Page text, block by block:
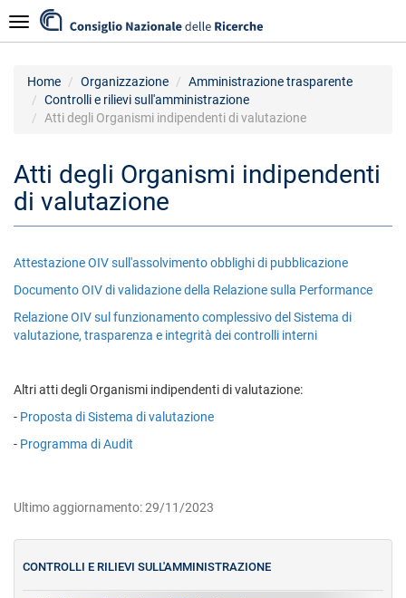
al
contenuto
Navigazione
Home Organizzazione
Amministrazione trasparente
Controlli e rilievi sull'amministrazione
Atti degli Organismi indipendenti di valutazione
Atti degli Organismi indipendenti
di valutazione
Attestazione OIV sull'assolvimento obblighi di pubblicazione
Documento OIV di validazione della Relazione sulla Performance
Relazione OIV sul funzionamento complessivo del Sistema di
valutazione, trasparenza e integrità dei controlli interni
Altri atti degli Organismi indipendenti di valutazione:
- Proposta di Sistema di valutazione
- Programma di Audit
Ultimo aggiornamento: 29/11/2023
CONTROLLI E RILIEVI SULL'AMMINISTRAZIONE